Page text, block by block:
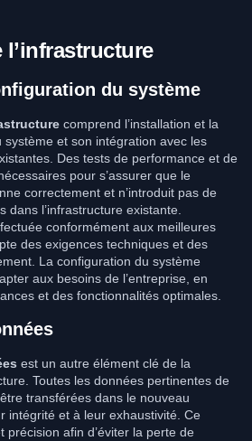
l’infrastructure
du système
comprend l’installation et la
et son intégration avec les
Des tests de performance et de
pour s’assurer que le
correctement et n’introduit pas de
dans l’infrastructure existante.
conformément aux meilleures
des exigences techniques et des
La configuration du système
aux besoins de l’entreprise, en
et des fonctionnalités optimales.
est un autre élément clé de la
Toutes les données pertinentes de
transférées dans le nouveau
intégrité et à leur exhaustivité. Ce
précision afin d’éviter la perte de